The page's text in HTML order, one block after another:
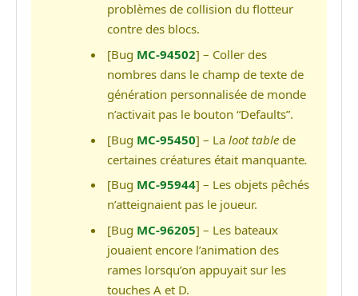
problèmes de collision du flotteur
contre des blocs.
[Bug MC-94502] – Coller des
nombres dans le champ de texte de
génération personnalisée de monde
n’activait pas le bouton “Defaults”.
[Bug MC-95450] – La loot table de
certaines créatures était manquante.
[Bug MC-95944] – Les objets pêchés
n’atteignaient pas le joueur.
[Bug MC-96205] – Les bateaux
jouaient encore l’animation des
rames lorsqu’on appuyait sur les
touches A et D.